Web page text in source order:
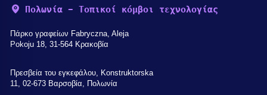
Πολωνία - Τοπικοί κόμβοι τεχνολογίας
Πάρκο γραφείων Fabryczna, Aleja
Pokoju 18, 31-564 Κρακοβία
Πρεσβεία του εγκεφάλου, Konstruktorska
11, 02-673 Βαρσοβία, Πολωνία